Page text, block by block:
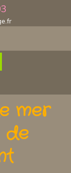
mer
de